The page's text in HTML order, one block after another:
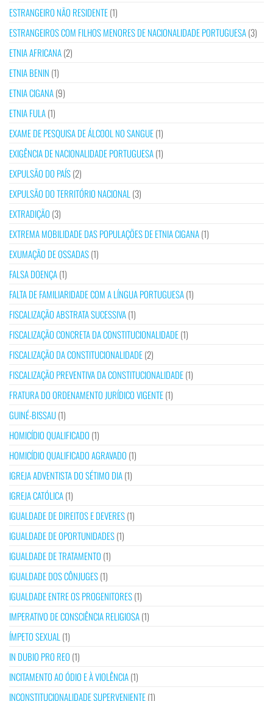
ESTRANGEIRO NÃO RESIDENTE(1)
ESTRANGEIROS COM FILHOS MENORES DE NACIONALIDADE PORTUGUESA(3)
ETNIA AFRICANA(2)
ETNIA BENIN (1)
ETNIA CIGANA(9)
ETNIA FULA(1)
EXAME DE PESQUISA DE ÁLCOOL NO SANGUE(1)
EXIGÊNCIA DE NACIONALIDADE PORTUGUESA(1)
EXPULSÃO DO PAÍS(2)
EXPULSÃO DO TERRITÓRIO NACIONAL (3)
EXTRADIÇÃO (3)
EXTREMA MOBILIDADE DAS POPULAÇÕES DE ETNIA CIGANA(1)
EXUMAÇÃO DE OSSADAS(1)
FALSA DOENÇA(1)
FALTA DE FAMILIARIDADE COM A LÍNGUA PORTUGUESA(1)
FISCALIZAÇÃO ABSTRATA SUCESSIVA(1)
FISCALIZAÇÃO CONCRETA DA CONSTITUCIONALIDADE(1)
FISCALIZAÇÃO DA CONSTITUCIONALIDADE(2)
FISCALIZAÇÃO PREVENTIVA DA CONSTITUCIONALIDADE(1)
FRATURA DO ORDENAMENTO JURÍDICO VIGENTE(1)
GUINÉ-BISSAU(1)
HOMICÍDIO QUALIFICADO (1)
HOMICÍDIO QUALIFICADO AGRAVADO (1)
IGREJA ADVENTISTA DO SÉTIMO DIA(1)
IGREJA CATÓLICA(1)
IGUALDADE DE DIREITOS E DEVERES(1)
IGUALDADE DE OPORTUNIDADES(1)
IGUALDADE DE TRATAMENTO (1)
IGUALDADE DOS CÔNJUGES(1)
IGUALDADE ENTRE OS PROGENITORES(1)
IMPERATIVO DE CONSCIÊNCIA RELIGIOSA(1)
ÍMPETO SEXUAL (1)
IN DUBIO PRO REO (1)
INCITAMENTO AO ÓDIO E À VIOLÊNCIA(1)
INCONSTITUCIONALIDADE SUPERVENIENTE(1)